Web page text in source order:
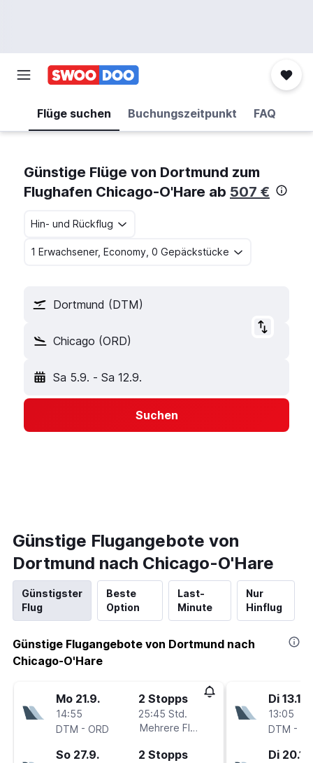
Flüge suchen Buchungszeitpunkt FAQ
Günstige Flüge von Dortmund zum
Flughafen Chicago-O'Hare ab 507 €
Hin- und Rückflug
1 Erwachsener, Economy, 0 Gepäckstücke
Dortmund (DTM)
Chicago (ORD)
Sa 5.9. - Sa 12.9.
Suchen
Günstige Flugangebote von
Dortmund nach Chicago-O'Hare
Günstigster
Flug
Beste
Option
Last-
Minute
Nur
Hinflug
Günstige Flugangebote von Dortmund nach
Chicago-O'Hare
Mo 21.9.
14:55
DTM - ORD
2 Stopps
25:45 Std.
Mehrere Fluglinien
So 27.9. 2 Stopps
Di 13.10.
13:05
DTM -
Di